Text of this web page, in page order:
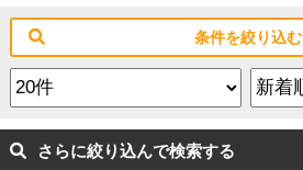
条件を絞り込む
さらに絞り込んで検索する